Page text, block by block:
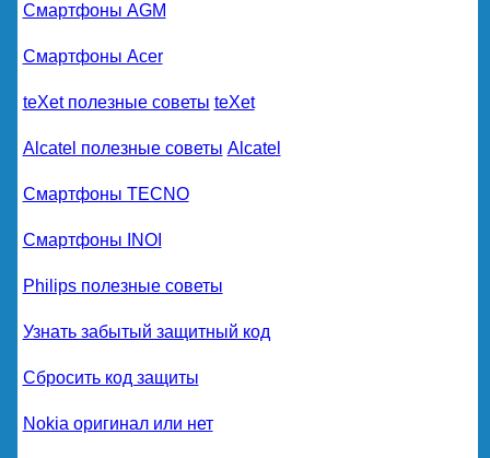
Смартфоны AGM
Смартфоны Acer
teXet полезные советы teXet
Alcatel полезные советы Alcatel
Смартфоны TECNO
Смартфоны INOI
Philips полезные советы
Узнать забытый защитный код
Сбросить код защиты
Nokia оригинал или нет